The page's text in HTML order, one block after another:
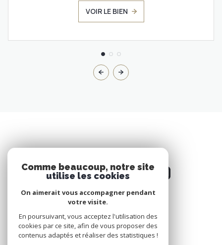
VOIR LE BIEN
Nous suivre
Comme beaucoup, notre site
utilise les cookies
On aimerait vous accompagner pendant
votre visite.
En poursuivant, vous acceptez l'utilisation des
cookies par ce site, afin de vous proposer des
contenus adaptés et réaliser des statistiques !